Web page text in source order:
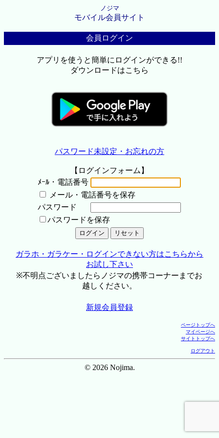
ノジマ
モバイル会員サイト
会員ログイン
アプリを使うと簡単にログインができる!!
ダウンロードはこちら
パスワード未設定・お忘れの方
【ログインフォーム】
ﾒｰﾙ・電話番号
メール・電話番号を保存
パスワード
パスワードを保存
ガラホ・ガラケー・ログインできない方はこちらから
お試し下さい
※不明点ございましたらノジマの携帯コーナーまでお
越しください。
新規会員登録
ページトップへ
マイページへ
サイトトップへ
ログアウト
© 2026 Nojima.